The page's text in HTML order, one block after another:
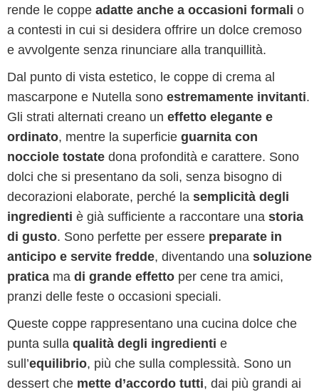
rende le coppe adatte anche a occasioni formali o
a contesti in cui si desidera offrire un dolce cremoso
e avvolgente senza rinunciare alla tranquillità.
Dal punto di vista estetico, le coppe di crema al
mascarpone e Nutella sono estremamente invitanti.
Gli strati alternati creano un effetto elegante e
ordinato, mentre la superficie guarnita con
nocciole tostate dona profondità e carattere. Sono
dolci che si presentano da soli, senza bisogno di
decorazioni elaborate, perché la semplicità degli
ingredienti è già sufficiente a raccontare una storia
di gusto. Sono perfette per essere preparate in
anticipo e servite fredde, diventando una soluzione
pratica ma di grande effetto per cene tra amici,
pranzi delle feste o occasioni speciali.
Queste coppe rappresentano una cucina dolce che
punta sulla qualità degli ingredienti e
sull’equilibrio, più che sulla complessità. Sono un
dessert che mette d’accordo tutti, dai più grandi ai